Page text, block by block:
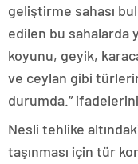
geliştirme sahası
edilen bu sahalarda
koyunu, geyik,
ve ceylan gibi
durumda.” ifadelerini
Nesli tehlike
taşınması için tür